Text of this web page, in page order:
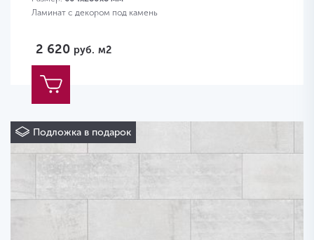
Ламинат с декором под камень
2 620 руб. м2
Подложка в подарок